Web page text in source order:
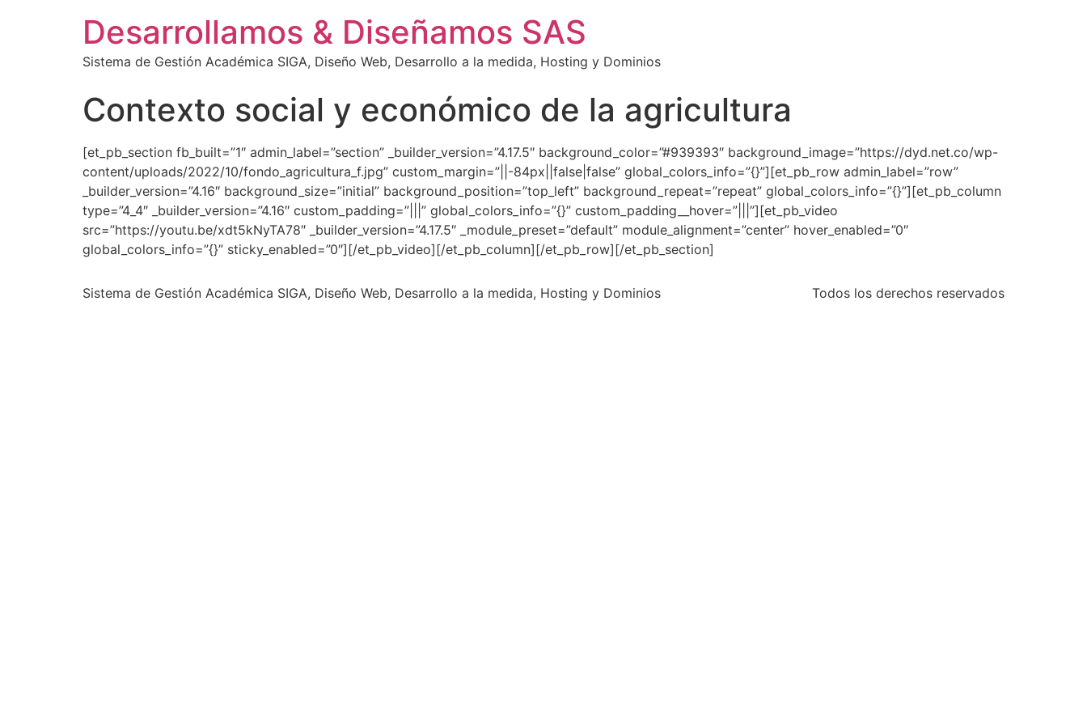
Desarrollamos & Diseñamos SAS
Sistema de Gestión Académica SIGA, Diseño Web, Desarrollo a la medida, Hosting y Dominios
Contexto social y económico de la agricultura
[et_pb_section fb_built=”1″ admin_label=”section” _builder_version=”4.17.5″ background_color=”#939393″ background_image=”https://dyd.net.co/wp-
content/uploads/2022/10/fondo_agricultura_f.jpg” custom_margin=”||-84px||false|false” global_colors_info=”{}”][et_pb_row admin_label=”row”
_builder_version=”4.16″ background_size=”initial” background_position=”top_left” background_repeat=”repeat” global_colors_info=”{}”][et_pb_column
type=”4_4″ _builder_version=”4.16″ custom_padding=”|||” global_colors_info=”{}” custom_padding__hover=”|||”][et_pb_video
src=”https://youtu.be/xdt5kNyTA78″ _builder_version=”4.17.5″ _module_preset=”default” module_alignment=”center” hover_enabled=”0″
global_colors_info=”{}” sticky_enabled=”0″][/et_pb_video][/et_pb_column][/et_pb_row][/et_pb_section]
Sistema de Gestión Académica SIGA, Diseño Web, Desarrollo a la medida, Hosting y Dominios Todos los derechos reservados